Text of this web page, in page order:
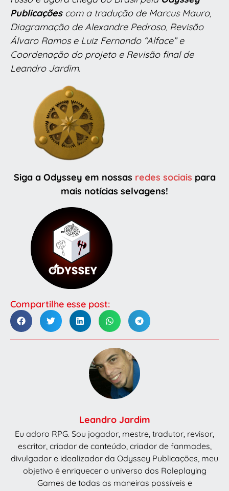
Publicaçõescom a tradução de Marcus Mauro,
Diagramação de Alexandre Pedroso, Revisão
Álvaro Ramos e Luiz Fernando “Alface” e
Coordenação do projeto e Revisão final de
Leandro Jardim.
Siga a Odyssey em nossas redes sociais para
mais notícias selvagens!
Compartilhe esse post:
Leandro Jardim
Eu adoro RPG. Sou jogador, mestre, tradutor, revisor,
escritor, criador de conteúdo, criador de fanmades,
divulgador e idealizador da Odyssey Publicações, meu
objetivo é enriquecer o universo dos Roleplaying
Games de todas as maneiras possíveis e